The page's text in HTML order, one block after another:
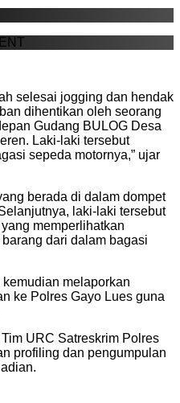
selesai jogging dan hendak
dihentikan oleh seorang
Gudang BULOG Desa
Laki-laki tersebut
sepeda motornya,” ujar
berada di dalam dompet
laki-laki tersebut
memperlihatkan
dari dalam bagasi
melaporkan
ke Polres Gayo Lues guna
URC Satreskrim Polres
profiling dan pengumpulan